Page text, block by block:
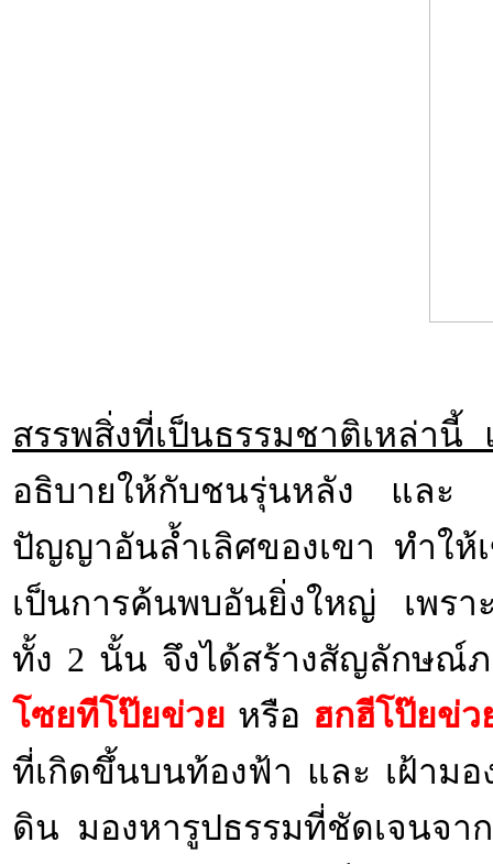
สรรพสิ่งที่เป็นธรรมชาติเหล่านี้
อธิบายให้กับชนรุ่นหลัง และ
ปัญญาอันล้ำเลิศของเขา ทำใ
เป็นการค้นพบอันยิ่งใหญ่ เพร
ทั้ง 2 นั้น จึงได้สร้างสัญลักษณ์
โซยทีโป๊ยข่วย หรือ ฮกฮีโป๊ยข่ว
ที่เกิดขึ้นบนท้องฟ้า และ เฝ้าม
ดิน มองหารูปธรรมที่ชัดเจนจา